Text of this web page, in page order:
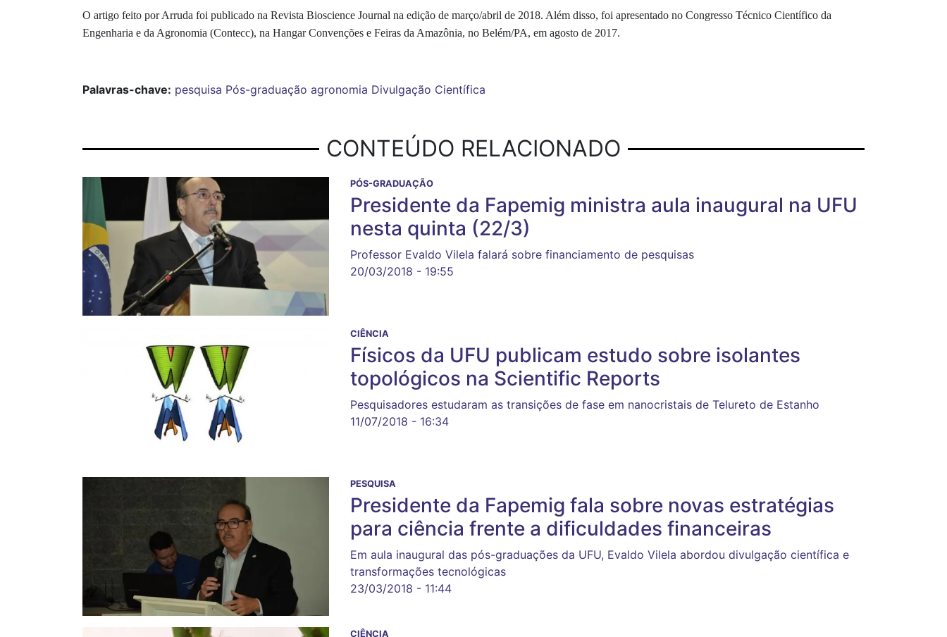
O artigo feito por Arruda foi publicado na Revista Bioscience Journal na edição de março/abril de 2018. Além disso, foi apresentado no Congresso Técnico Científico da
Engenharia e da Agronomia (Contecc), na Hangar Convenções e Feiras da Amazônia, no Belém/PA, em agosto de 2017.
Palavras-chave: pesquisa Pós-graduação agronomia Divulgação Científica
CONTEÚDO RELACIONADO
PÓS-GRADUAÇÃO
Presidente da Fapemig ministra aula inaugural na UFU
nesta quinta (22/3)
Professor Evaldo Vilela falará sobre financiamento de pesquisas
20/03/2018 - 19:55
CIÊNCIA
Físicos da UFU publicam estudo sobre isolantes
topológicos na Scientific Reports
Pesquisadores estudaram as transições de fase em nanocristais de Telureto de Estanho
11/07/2018 - 16:34
PESQUISA
Presidente da Fapemig fala sobre novas estratégias
para ciência frente a dificuldades financeiras
Em aula inaugural das pós-graduações da UFU, Evaldo Vilela abordou divulgação científica e
transformações tecnológicas
23/03/2018 - 11:44
CIÊNCIA